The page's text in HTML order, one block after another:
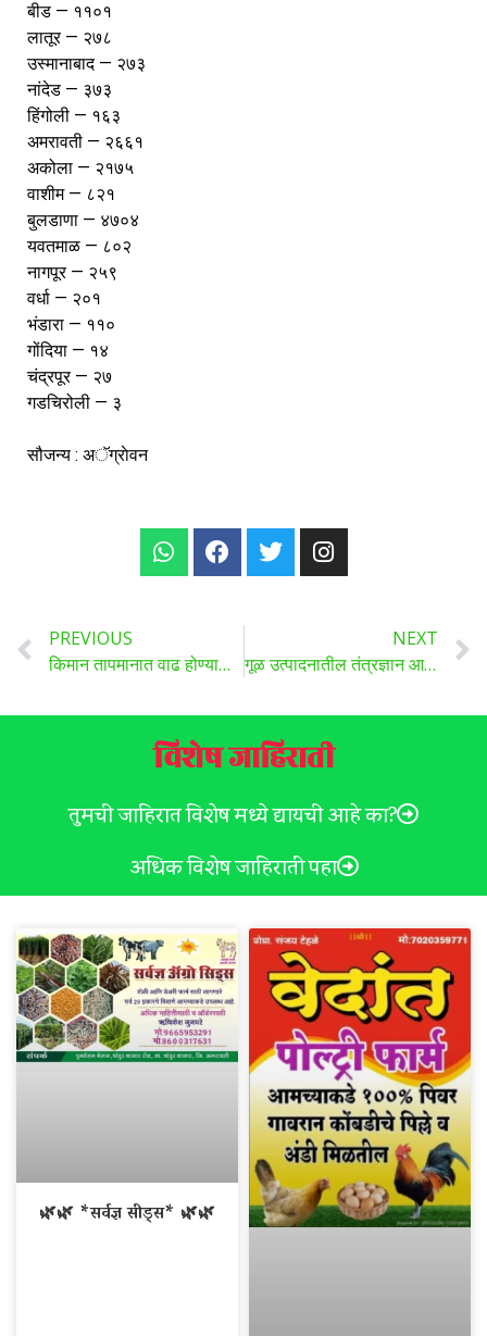
बीड — ११०१
लातूर — २७८
उस्मानाबाद — २७३
नांदेड — ३७३
हिंगोली — १६३
अमरावती — २६६१
अकोला — २१७५
वाशीम — ८२१
बुलडाणा — ४७०४
यवतमाळ — ८०२
नागपूर — २५९
वर्धा — २०१
भंडारा — ११०
गोंदिया — १४
चंद्रपूर — २७
गडचिरोली — ३
सौजन्य : अॅग्राेवन
PREVIOUS
किमान तापमानात वाढ होण्याची शक्यता
NEXT
गूळ उत्पादनातील तंत्रज्ञान आणि संधी यावर मोफत वेबिनार
विशेष जाहिराती
तुमची जाहिरात विशेष मध्ये द्यायची आहे का?
अधिक विशेष जाहिराती पहा
🌿🌿 *सर्वज्ञ सीड्स* 🌿🌿